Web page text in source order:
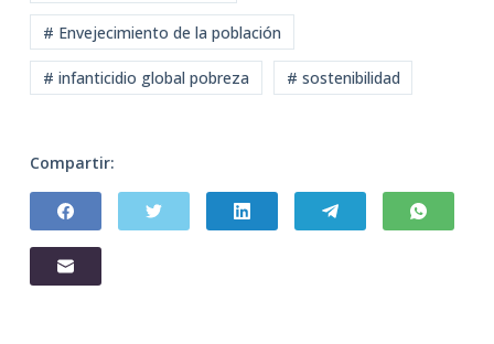
# Envejecimiento de la población
# infanticidio global pobreza # sostenibilidad
Compartir: